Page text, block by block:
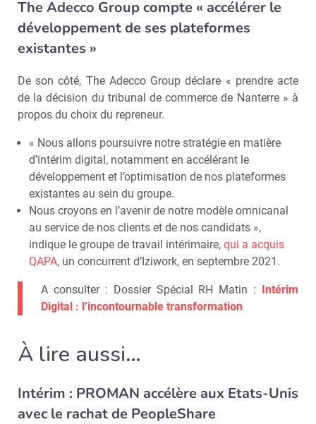
The Adecco Group compte « accélérer le
développement de ses plateformes
existantes »
De son côté, The Adecco Group déclare « prendre acte
de la décision du tribunal de commerce de Nanterre » à
propos du choix du repreneur.
« Nous allons poursuivre notre stratégie en matière
d’intérim digital, notamment en accélérant le
développement et l’optimisation de nos plateformes
existantes au sein du groupe.
Nous croyons en l’avenir de notre modèle omnicanal
au service de nos clients et de nos candidats »,
indique le groupe de travail intérimaire, qui a acquis
QAPA, un concurrent d’Iziwork, en septembre 2021.
A consulter : Dossier Spécial RH Matin : Intérim
Digital : l’incontournable transformation
À lire aussi…
Intérim : PROMAN accélère aux Etats-Unis
avec le rachat de PeopleShare
Recevoir RH MatinAbonnez-
Valider
Non merci, je reçois déjà
!
Je déciderai plus
tard